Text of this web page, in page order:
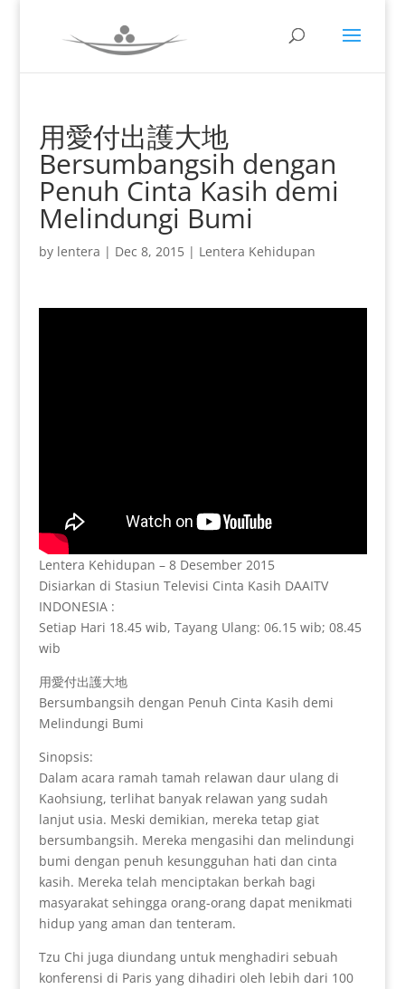
用愛付出護大地
Bersumbangsih dengan
Penuh Cinta Kasih demi
Melindungi Bumi
by lentera | Dec 8, 2015| Lentera Kehidupan
Lentera Kehidupan – 8 Desember 2015
Disiarkan di Stasiun Televisi Cinta Kasih DAAITV
INDONESIA :
Setiap Hari 18.45 wib, Tayang Ulang: 06.15 wib; 08.45
wib
用愛付出護大地
Bersumbangsih dengan Penuh Cinta Kasih demi
Melindungi Bumi
Sinopsis:
Dalam acara ramah tamah relawan daur ulang di
Kaohsiung, terlihat banyak relawan yang sudah
lanjut usia. Meski demikian, mereka tetap giat
bersumbangsih. Mereka mengasihi dan melindungi
bumi dengan penuh kesungguhan hati dan cinta
kasih. Mereka telah menciptakan berkah bagi
masyarakat sehingga orang-orang dapat menikmati
hidup yang aman dan tenteram.
Tzu Chi juga diundang untuk menghadiri sebuah
konferensi di Paris yang dihadiri oleh lebih dari 100